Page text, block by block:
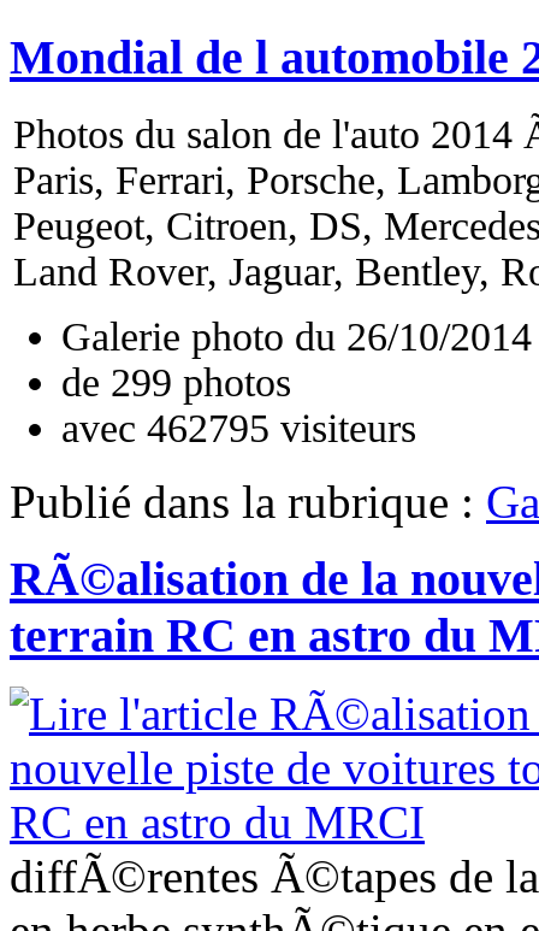
Mondial de l automobile
Photos du salon de l'auto 2014
Paris, Ferrari, Porsche,
Peugeot, Citroen, DS,
Land Rover, Jaguar, Bentley,
Galerie photo du 26/10/2014
de 299 photos
avec 462795 visiteurs
Publié dans la rubrique :
RÃ©alisation de la
terrain RC en astro du
diffÃ©rentes Ã©tapes de